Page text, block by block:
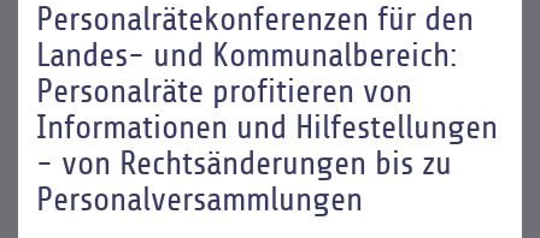
Personalrätekonferenzen für den
Landes- und Kommunalbereich:
Personalräte profitieren von
Informationen und Hilfestellungen
- von Rechtsänderungen bis zu
Personalversammlungen